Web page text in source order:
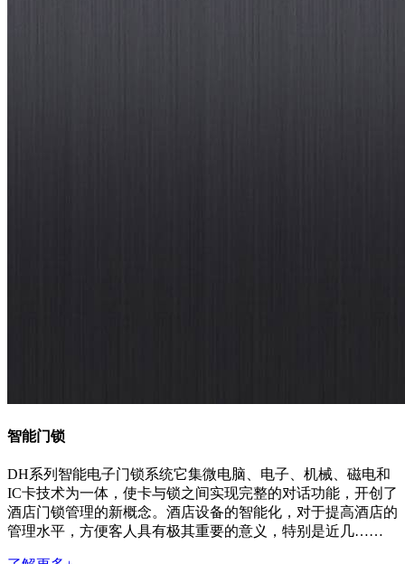
智能门锁
DH系列智能电子门锁系统它集微电脑、电子、机械、磁电和
IC卡技术为一体，使卡与锁之间实现完整的对话功能，开创了
酒店门锁管理的新概念。酒店设备的智能化，对于提高酒店的
管理水平，方便客人具有极其重要的意义，特别是近几……